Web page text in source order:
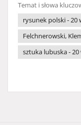
Temat i słowa
rysunek polski - 20
Felchnerowski,
sztuka lubuska - 20